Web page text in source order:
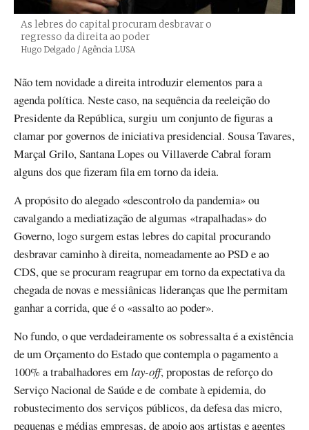
As lebres do capital procuram desbravar o
regresso da direita ao poder
Créditos
Hugo Delgado / Agência LUSA
Não tem novidade a direita introduzir elementos para a
agenda política. Neste caso, na sequência da reeleição do
Presidente da República, surgiu um conjunto de figuras a
clamar por governos de iniciativa presidencial. Sousa Tavares,
Marçal Grilo, Santana Lopes ou Villaverde Cabral foram
alguns dos que fizeram fila em torno da ideia.
A propósito do alegado «descontrolo da pandemia» ou
cavalgando a mediatização de algumas «trapalhadas» do
Governo, logo surgem estas lebres do capital procurando
desbravar caminho à direita, nomeadamente ao PSD e ao
CDS, que se procuram reagrupar em torno da expectativa da
chegada de novas e messiânicas lideranças que lhe permitam
ganhar a corrida, que é o «assalto ao poder».
No fundo, o que verdadeiramente os sobressalta é a existência
de um Orçamento do Estado que contempla o pagamento a
100% a trabalhadores emlay-off, propostas de reforço do
Serviço Nacional de Saúde e de combate à epidemia, do
robustecimento dos serviços públicos, da defesa das micro,
pequenas e médias empresas, de apoio aos artistas e agentes